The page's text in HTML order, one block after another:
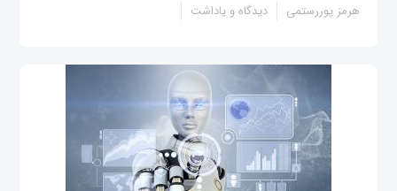
هرمز پوررستمی دیدگاه و یاداشت